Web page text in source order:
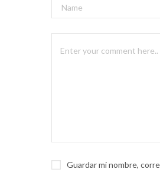
Guardar mi nombre,